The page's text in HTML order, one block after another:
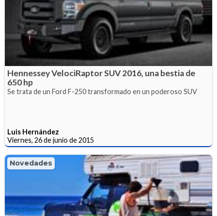
Hennessey VelociRaptor SUV 2016, una bestia de
650 hp
Se trata de un Ford F-250 transformado en un poderoso SUV
Luis Hernández
Viernes, 26 de junio de 2015
Novedades